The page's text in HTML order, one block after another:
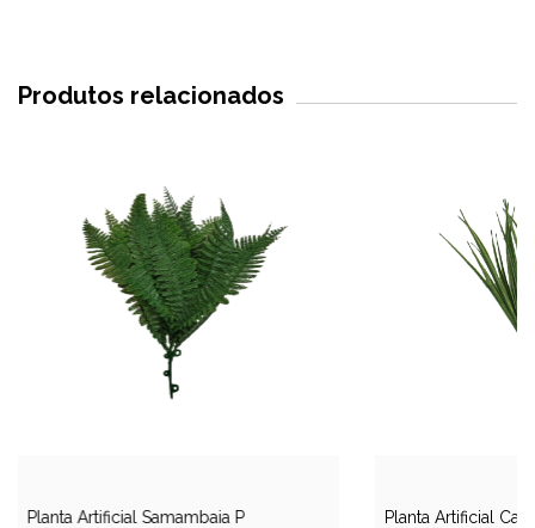
Produtos relacionados
Planta Artificial Samambaia P Planta Artificial